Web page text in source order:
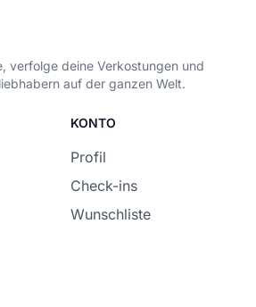
verfolge deine Verkostungen und
auf der ganzen Welt.
KONTO
Profil
Check-ins
Wunschliste